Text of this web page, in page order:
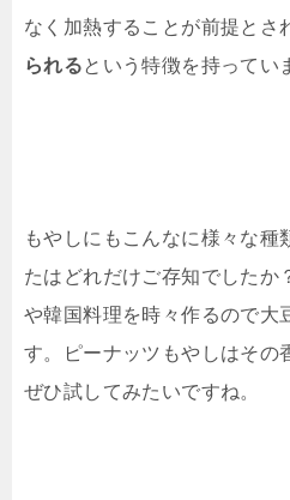
なく加熱することが前提とさ
られるという特徴を持ってい
もやしにもこんなに様々な種
たはどれだけご存知でしたか
や韓国料理を時々作るので大
す。ピーナッツもやしはその
ぜひ試してみたいですね。